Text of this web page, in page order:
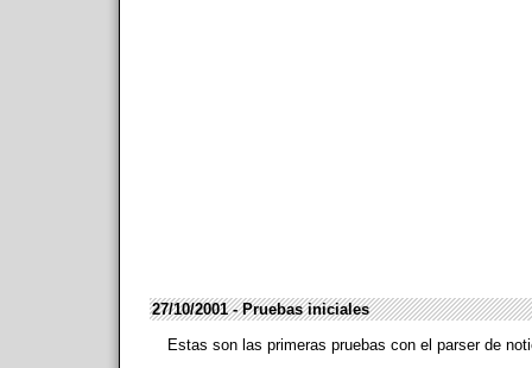
27/10/2001 - Pruebas iniciales
Estas son las primeras pruebas con el parser de